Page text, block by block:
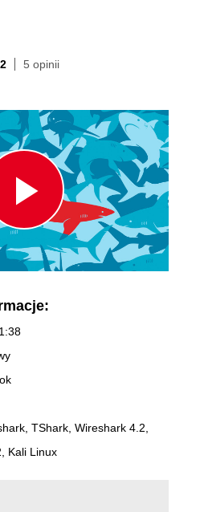
5 opinii
Play
Video
TShark, Wireshark 4.2,
Kali Linux